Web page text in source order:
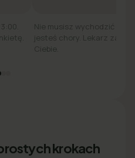
Nie musisz wychodzić z
jesteś chory. Lekarz
Ciebie.
krokach